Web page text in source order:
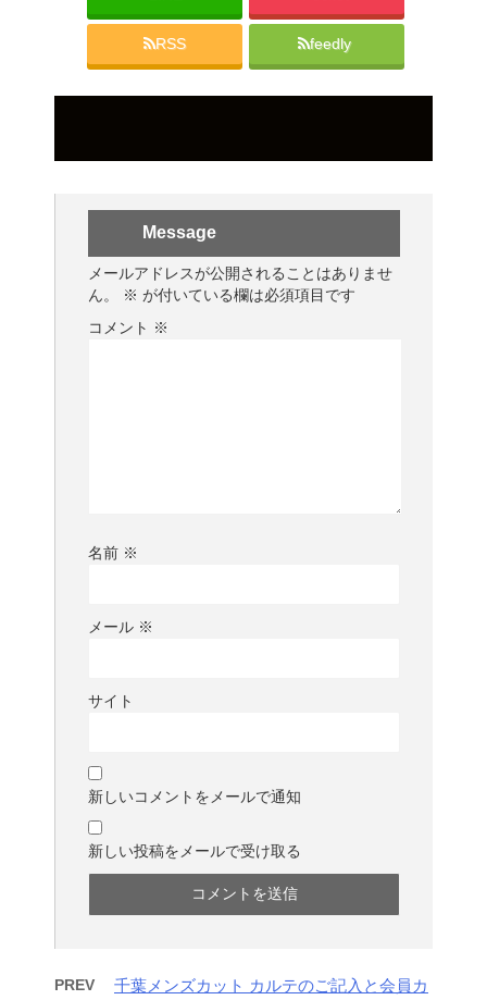
RSS feedly
Message
メールアドレスが公開されることはありませ
ん。
※ が付いている欄は必須項目です
コメント ※
名前 ※
メール ※
サイト
新しいコメントをメールで通知
新しい投稿をメールで受け取る
PREV 千葉メンズカット カルテのご記入と会員カ